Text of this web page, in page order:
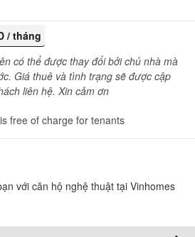
/ tháng
có thể được thay đổi bởi chủ nhà mà
Giá thuê và tình trạng sẽ được cập
liên hệ. Xin cảm ơn
free of charge for tenants
với căn hộ nghệ thuật tại Vinhomes